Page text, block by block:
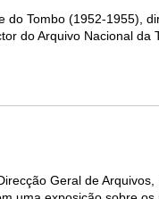
do Tombo (1952-1955),
do Arquivo Nacional da
Geral de